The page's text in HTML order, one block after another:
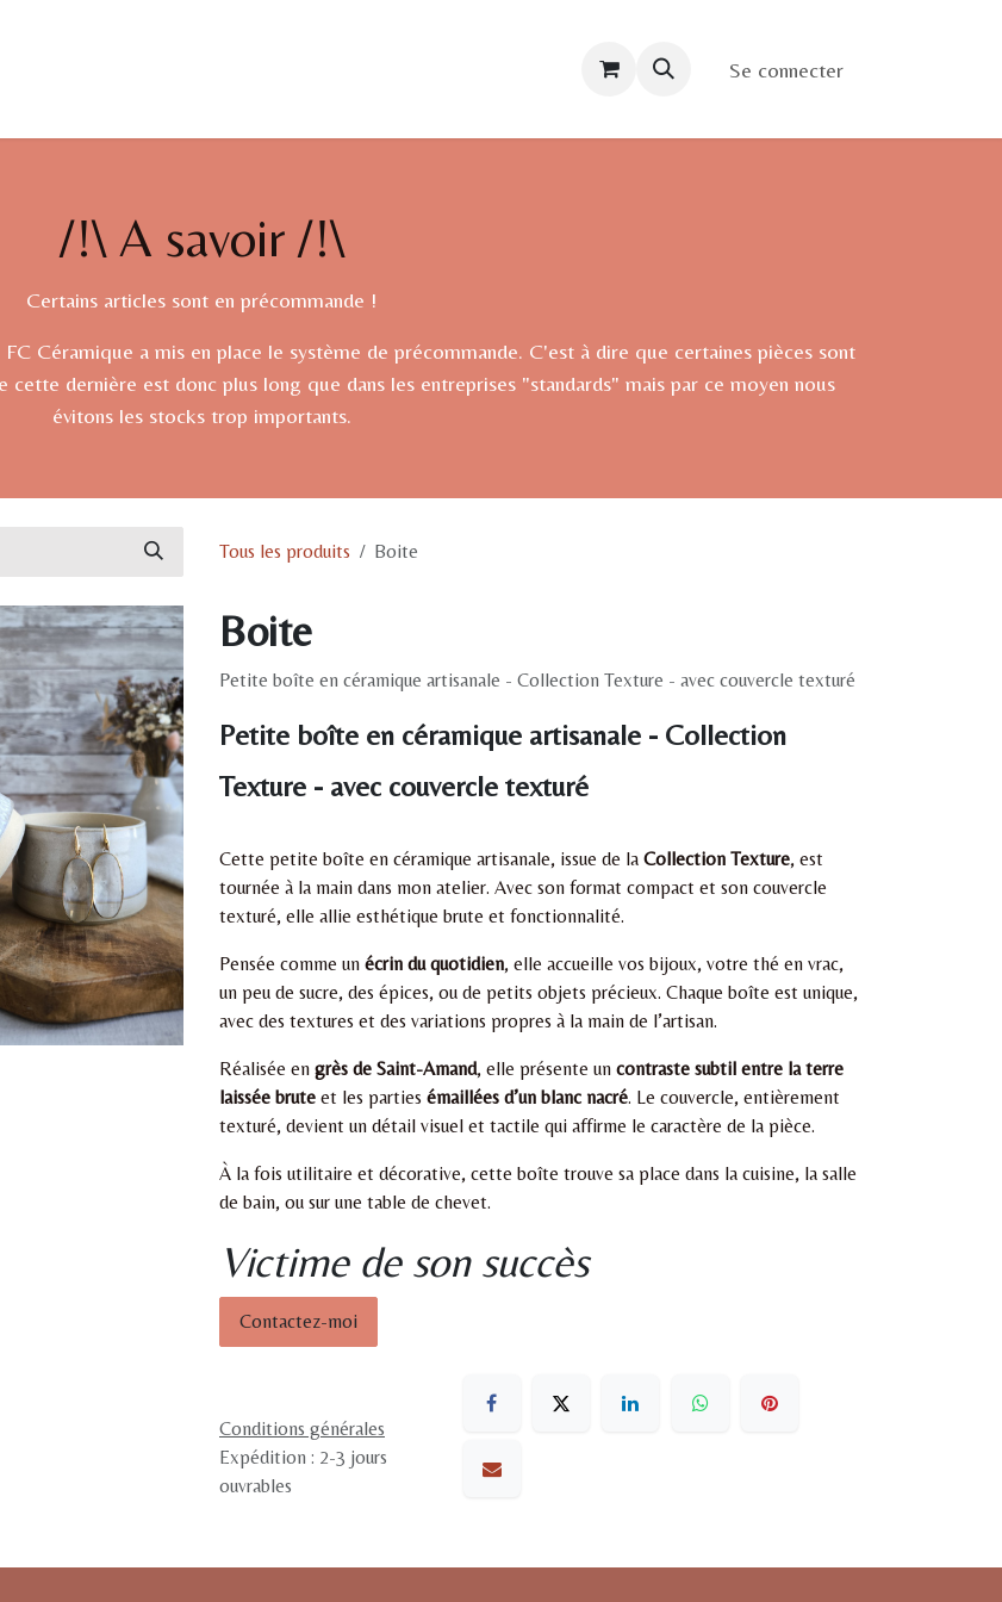
Contact/Accès Se connecter
/!\ A savoir /!\
Certains articles sont en précommande !
Céramique a mis en place le système de précommande. C'est à dire que certaines pièces sont
dernière est donc plus long que dans les entreprises "standards" mais par ce moyen nous
évitons les stocks trop importants.
Tous les produits Boite
Boite
Petite boîte en céramique artisanale - Collection Texture - avec couvercle texturé
Petite boîte en céramique artisanale - Collection
Texture - avec couvercle texturé
Cette petite boîte en céramique artisanale, issue de la Collection Texture, est
tournée à la main dans mon atelier. Avec son format compact et son couvercle
texturé, elle allie esthétique brute et fonctionnalité.
Pensée comme un écrin du quotidien, elle accueille vos bijoux, votre thé en vrac,
un peu de sucre, des épices, ou de petits objets précieux. Chaque boîte est unique,
avec des textures et des variations propres à la main de l’artisan.
Réalisée en grès de Saint-Amand, elle présente un contraste subtil entre la terre
laissée brute et les parties émaillées d’un blanc nacré. Le couvercle, entièrement
texturé, devient un détail visuel et tactile qui affirme le caractère de la pièce.
À la fois utilitaire et décorative, cette boîte trouve sa place dans la cuisine, la salle
de bain, ou sur une table de chevet.
Victime de son succès
Contactez-moi
Conditions générales
Expédition : 2-3 jours
ouvrables